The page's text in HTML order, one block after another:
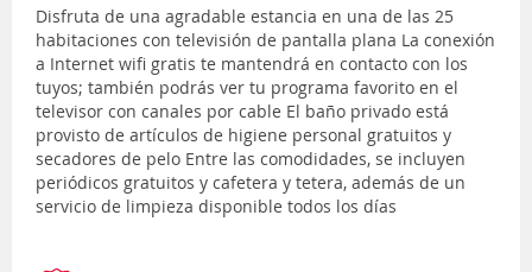
Disfruta de una agradable estancia en una de las 25
habitaciones con televisión de pantalla plana La conexión
a Internet wifi gratis te mantendrá en contacto con los
tuyos; también podrás ver tu programa favorito en el
televisor con canales por cable El baño privado está
provisto de artículos de higiene personal gratuitos y
secadores de pelo Entre las comodidades, se incluyen
periódicos gratuitos y cafetera y tetera, además de un
servicio de limpieza disponible todos los días